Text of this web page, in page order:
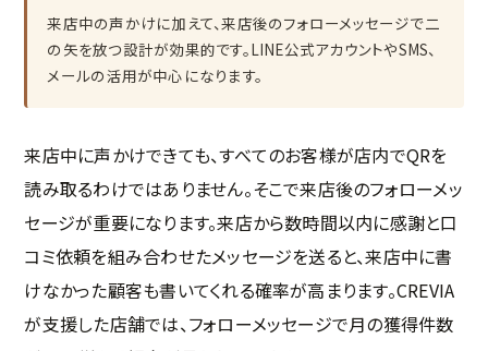
来店中の声かけに加えて、来店後のフォローメッセージで二
の矢を放つ設計が効果的です。LINE公式アカウントやSMS、
メールの活用が中心になります。
来店中に声かけできても、すべてのお客様が店内でQRを
読み取るわけではありません。そこで来店後のフォローメッ
セージが重要になります。来店から数時間以内に感謝と口
コミ依頼を組み合わせたメッセージを送ると、来店中に書
けなかった顧客も書いてくれる確率が高まります。CREVIA
が支援した店舗では、フォローメッセージで月の獲得件数